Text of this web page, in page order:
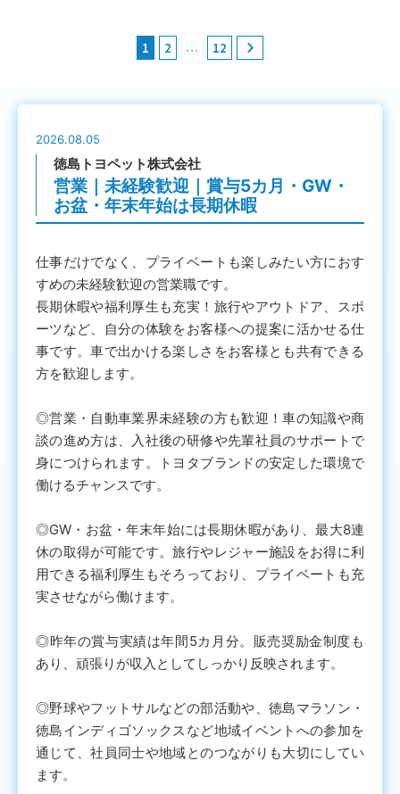
1 2 … 12
2026.08.05
徳島トヨペット株式会社
営業｜未経験歓迎｜賞与5カ月・GW・
お盆・年末年始は長期休暇
仕事だけでなく、プライベートも楽しみたい方におす
すめの未経験歓迎の営業職です。
長期休暇や福利厚生も充実！旅行やアウトドア、スポ
ーツなど、自分の体験をお客様への提案に活かせる仕
事です。車で出かける楽しさをお客様とも共有できる
方を歓迎します。
◎営業・自動車業界未経験の方も歓迎！車の知識や商
談の進め方は、入社後の研修や先輩社員のサポートで
身につけられます。トヨタブランドの安定した環境で
働けるチャンスです。
◎GW・お盆・年末年始には長期休暇があり、最大8連
休の取得が可能です。旅行やレジャー施設をお得に利
用できる福利厚生もそろっており、プライベートも充
実させながら働けます。
◎昨年の賞与実績は年間5カ月分。販売奨励金制度も
あり、頑張りが収入としてしっかり反映されます。
◎野球やフットサルなどの部活動や、徳島マラソン・
徳島インディゴソックスなど地域イベントへの参加を
通じて、社員同士や地域とのつながりも大切にしてい
ます。